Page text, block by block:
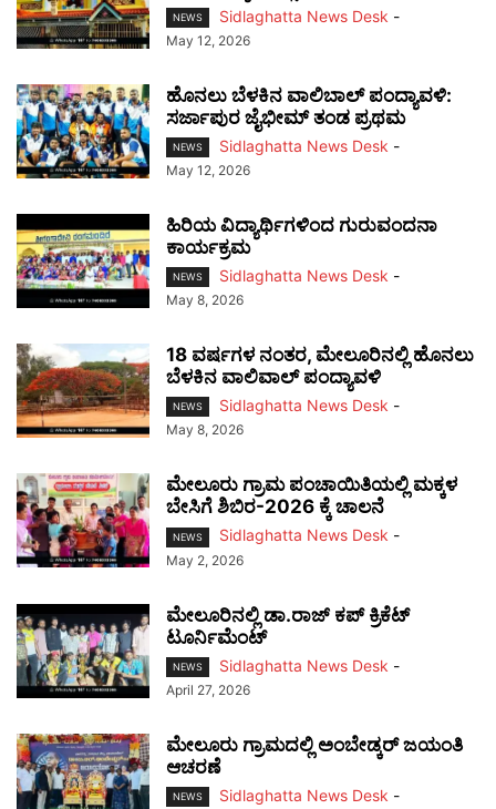
NEWS Sidlaghatta News Desk -
May 12, 2026
ಹೊನಲು ಬೆಳಕಿನ ವಾಲಿಬಾಲ್ ಪಂದ್ಯಾವಳಿ:
ಸರ್ಜಾಪುರ ಜೈಭೀಮ್ ತಂಡ ಪ್ರಥಮ
NEWS Sidlaghatta News Desk -
May 12, 2026
ಹಿರಿಯ ವಿದ್ಯಾರ್ಥಿಗಳಿಂದ ಗುರುವಂದನಾ
ಕಾರ್ಯಕ್ರಮ
NEWS Sidlaghatta News Desk -
May 8, 2026
18 ವರ್ಷಗಳ ನಂತರ, ಮೇಲೂರಿನಲ್ಲಿ ಹೊನಲು
ಬೆಳಕಿನ ವಾಲಿವಾಲ್ ಪಂದ್ಯಾವಳಿ
NEWS Sidlaghatta News Desk -
May 8, 2026
ಮೇಲೂರು ಗ್ರಾಮ ಪಂಚಾಯಿತಿಯಲ್ಲಿ ಮಕ್ಕಳ
ಬೇಸಿಗೆ ಶಿಬಿರ-2026 ಕ್ಕೆ ಚಾಲನೆ
NEWS Sidlaghatta News Desk -
May 2, 2026
ಮೇಲೂರಿನಲ್ಲಿ ಡಾ.ರಾಜ್ ಕಪ್ ಕ್ರಿಕೆಟ್
ಟೂರ್ನಿಮೆಂಟ್
NEWS Sidlaghatta News Desk -
April 27, 2026
ಮೇಲೂರು ಗ್ರಾಮದಲ್ಲಿ ಅಂಬೇಡ್ಕರ್ ಜಯಂತಿ
ಆಚರಣೆ
NEWS Sidlaghatta News Desk -